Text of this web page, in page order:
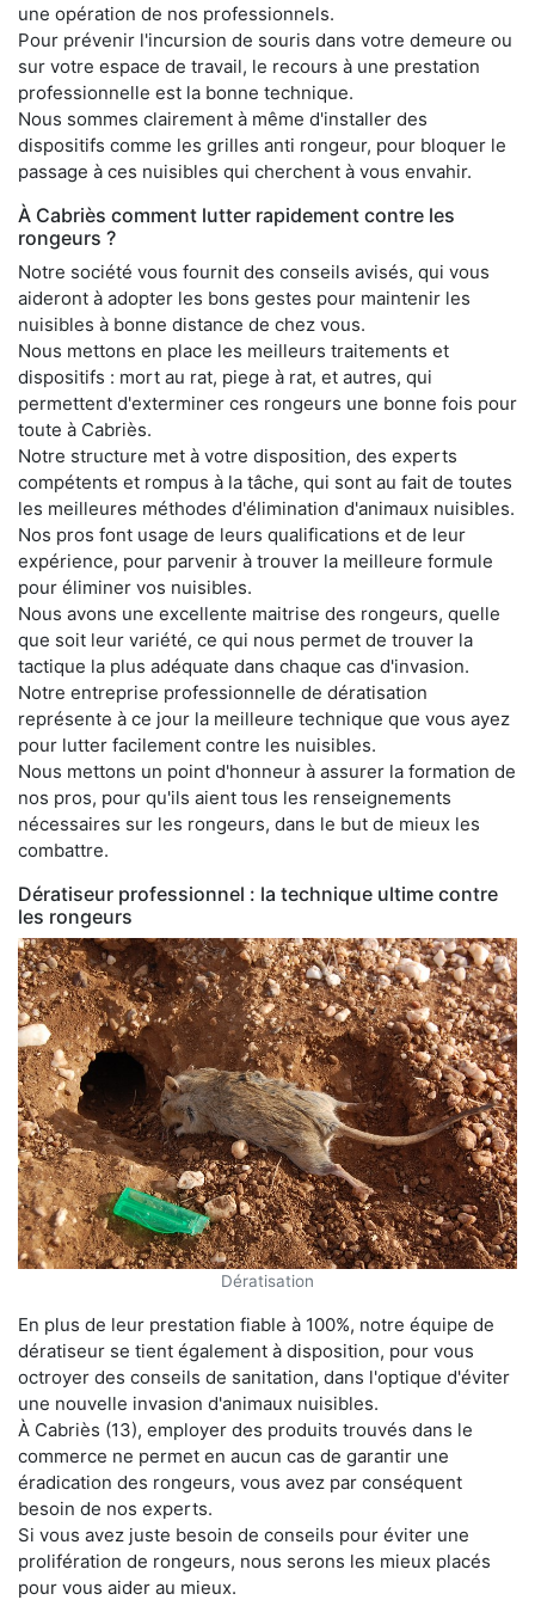
une opération de nos professionnels.
Pour prévenir l'incursion de souris dans votre demeure ou
sur votre espace de travail, le recours à une prestation
professionnelle est la bonne technique.
Nous sommes clairement à même d'installer des
dispositifs comme les grilles anti rongeur, pour bloquer le
passage à ces nuisibles qui cherchent à vous envahir.
À Cabriès comment lutter rapidement contre les
rongeurs ?
Notre société vous fournit des conseils avisés, qui vous
aideront à adopter les bons gestes pour maintenir les
nuisibles à bonne distance de chez vous.
Nous mettons en place les meilleurs traitements et
dispositifs : mort au rat, piege à rat, et autres, qui
permettent d'exterminer ces rongeurs une bonne fois pour
toute à Cabriès.
Notre structure met à votre disposition, des experts
compétents et rompus à la tâche, qui sont au fait de toutes
les meilleures méthodes d'élimination d'animaux nuisibles.
Nos pros font usage de leurs qualifications et de leur
expérience, pour parvenir à trouver la meilleure formule
pour éliminer vos nuisibles.
Nous avons une excellente maitrise des rongeurs, quelle
que soit leur variété, ce qui nous permet de trouver la
tactique la plus adéquate dans chaque cas d'invasion.
Notre entreprise professionnelle de dératisation
représente à ce jour la meilleure technique que vous ayez
pour lutter facilement contre les nuisibles.
Nous mettons un point d'honneur à assurer la formation de
nos pros, pour qu'ils aient tous les renseignements
nécessaires sur les rongeurs, dans le but de mieux les
combattre.
Dératiseur professionnel : la technique ultime contre
les rongeurs
Dératisation
En plus de leur prestation fiable à 100%, notre équipe de
dératiseur se tient également à disposition, pour vous
octroyer des conseils de sanitation, dans l'optique d'éviter
une nouvelle invasion d'animaux nuisibles.
À Cabriès (13), employer des produits trouvés dans le
commerce ne permet en aucun cas de garantir une
éradication des rongeurs, vous avez par conséquent
besoin de nos experts.
Si vous avez juste besoin de conseils pour éviter une
prolifération de rongeurs, nous serons les mieux placés
pour vous aider au mieux.